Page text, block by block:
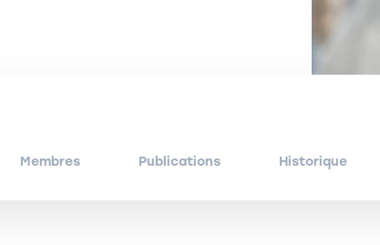
Membres Publications Historique